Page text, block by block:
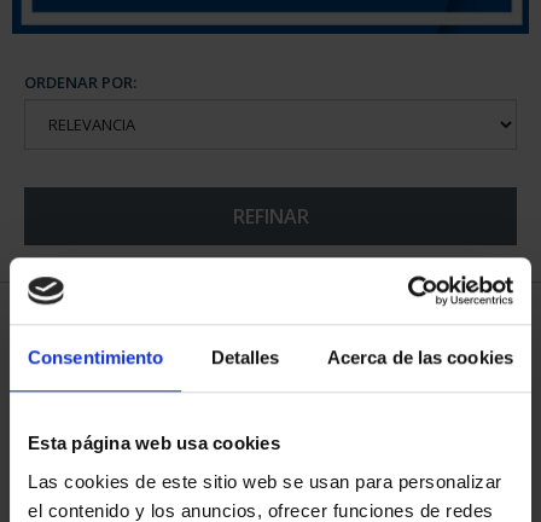
Consentimiento Detalles Acerca de las cookies
Esta página web usa cookies
Las cookies de este sitio web se usan para personalizar
el contenido y los anuncios, ofrecer funciones de redes
ORDENAR POR:
REFINAR
6 Productos encontrados